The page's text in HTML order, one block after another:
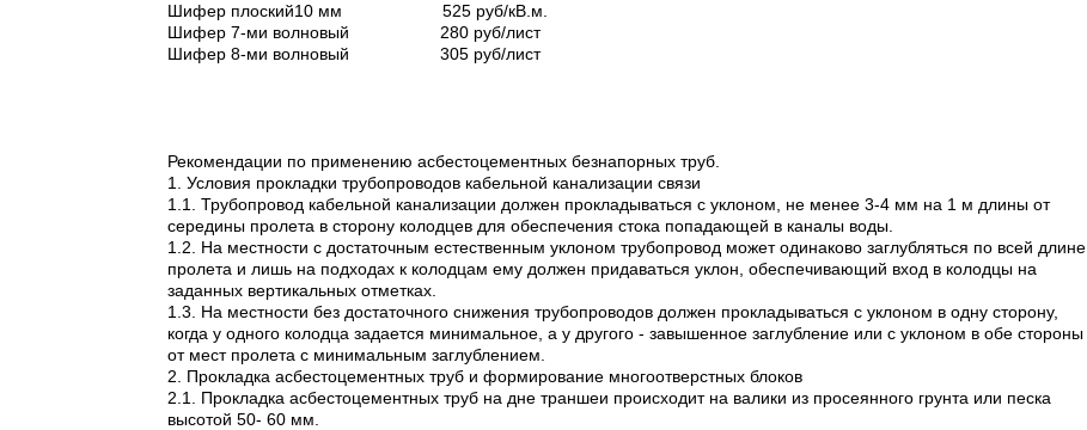
Шифер плоский10 мм 525 руб/кВ.м.
Шифер 7-ми волновый 280 руб/лист
Шифер 8-ми волновый 305 руб/лист
Рекомендации по применению асбестоцементных безнапорных труб.
1. Условия прокладки трубопроводов кабельной канализации связи
1.1. Трубопровод кабельной канализации должен прокладываться с уклоном, не менее 3-4 мм на 1 м длины от
середины пролета в сторону колодцев для обеспечения стока попадающей в каналы воды.
1.2. На местности с достаточным естественным уклоном трубопровод может одинаково заглубляться по всей длине
пролета и лишь на подходах к колодцам ему должен придаваться уклон, обеспечивающий вход в колодцы на
заданных вертикальных отметках.
1.3. На местности без достаточного снижения трубопроводов должен прокладываться с уклоном в одну сторону,
когда у одного колодца задается минимальное, а у другого - завышенное заглубление или с уклоном в обе стороны
от мест пролета с минимальным заглублением.
2. Прокладка асбестоцементных труб и формирование многоотверстных блоков
2.1. Прокладка асбестоцементных труб на дне траншеи происходит на валики из просеянного грунта или песка
высотой 50- 60 мм.